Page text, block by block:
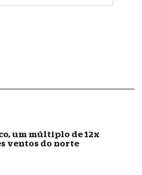
um múltiplo de 12x
ventos do norte